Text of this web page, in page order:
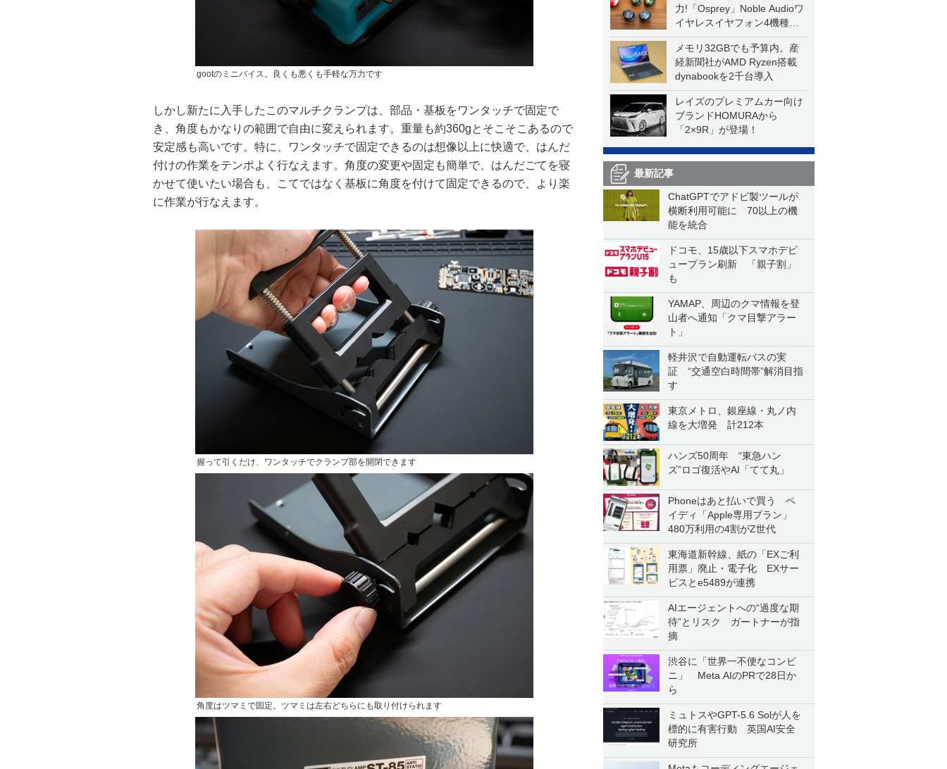
力!「Osprey」Noble Audioワ
イヤレスイヤフォン4機種を
一気に聴く
メモリ32GBでも予算内。産
経新聞社がAMD Ryzen搭載
dynabookを2千台導入
レイズのプレミアムカー向け
ブランドHOMURAから
「2×9R」が登場！
最新記事
ChatGPTでアドビ製ツールが
横断利用可能に 70以上の機
能を統合
ドコモ、15歳以下スマホデビ
ュープラン刷新 「親子割」
も
YAMAP、周辺のクマ情報を登
山者へ通知「クマ目撃アラー
ト」
軽井沢で自動運転バスの実
証 “交通空白時間帯”解消目指
す
東京メトロ、銀座線・丸ノ内
線を大増発 計212本
ハンズ50周年 “東急ハン
ズ”ロゴ復活やAI「てて丸」
Phoneはあと払いで買う ペ
イディ「Apple専用プラン」
480万利用の4割がZ世代
東海道新幹線、紙の「EXご利
用票」廃止・電子化 EXサー
ビスとe5489が連携
AIエージェントへの“過度な期
待”とリスク ガートナーが指
摘
渋谷に「世界一不便なコンビ
ニ」 Meta AIのPRで28日か
ら
ミュトスやGPT-5.6 Solが人を
標的に有害行動 英国AI安全
研究所
gootのミニバイス。良くも悪くも手軽な万力です
しかし新たに入手したこのマルチクランプは、部品・基板をワンタッチで固定で
き、角度もかなりの範囲で自由に変えられます。重量も約360gとそこそこあるので
安定感も高いです。特に、ワンタッチで固定できるのは想像以上に快適で、はんだ
付けの作業をテンポよく行なえます。角度の変更や固定も簡単で、はんだごてを寝
かせて使いたい場合も、こてではなく基板に角度を付けて固定できるので、より楽
に作業が行なえます。
握って引くだけ、ワンタッチでクランプ部を開閉できます
角度はツマミで固定。ツマミは左右どちらにも取り付けられます